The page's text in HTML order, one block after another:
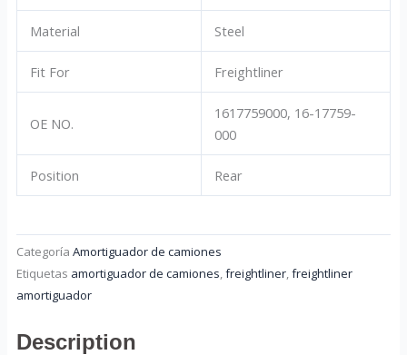
Material Steel
Fit For Freightliner
OE NO.
1617759000, 16-17759-
000
Position Rear
Categoría Amortiguador de camiones
Etiquetas amortiguador de camiones,freightliner,freightliner
amortiguador
Description